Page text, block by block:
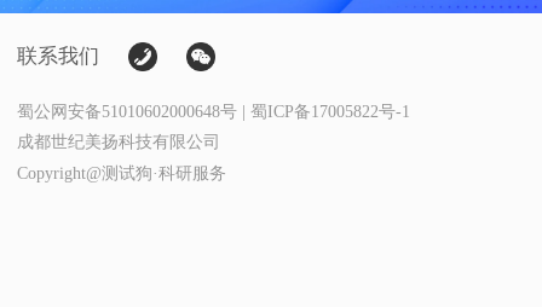
联系我们
蜀公网安备51010602000648号 | 蜀ICP备17005822号-1
成都世纪美扬科技有限公司
Copyright@测试狗·科研服务